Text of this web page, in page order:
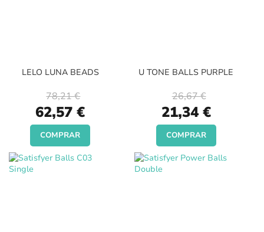
LELO LUNA BEADS
Special
Price
62,57 €
78,21 €
COMPRAR
U TONE BALLS PURPLE
Special
Price
21,34 €
26,67 €
COMPRAR